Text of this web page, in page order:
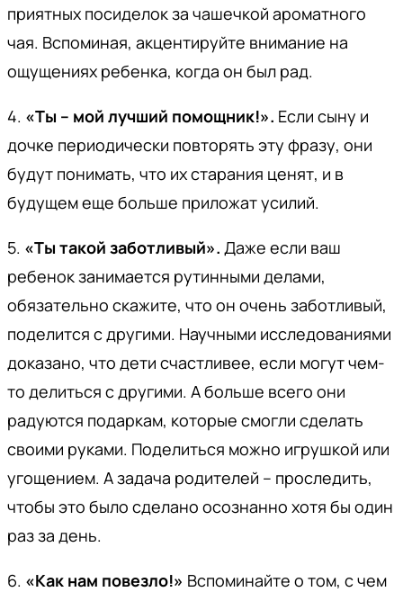
приятных посиделок за чашечкой ароматного
чая. Вспоминая, акцентируйте внимание на
ощущениях ребенка, когда он был рад.
4. «Ты – мой лучший помощник!». Если сыну и
дочке периодически повторять эту фразу, они
будут понимать, что их старания ценят, и в
будущем еще больше приложат усилий.
5. «Ты такой заботливый». Даже если ваш
ребенок занимается рутинными делами,
обязательно скажите, что он очень заботливый,
поделится с другими. Научными исследованиями
доказано, что дети счастливее, если могут чем-
то делиться с другими. А больше всего они
радуются подаркам, которые смогли сделать
своими руками. Поделиться можно игрушкой или
угощением. А задача родителей – проследить,
чтобы это было сделано осознанно хотя бы один
раз за день.
6. «Как нам повезло!» Вспоминайте о том, с чем